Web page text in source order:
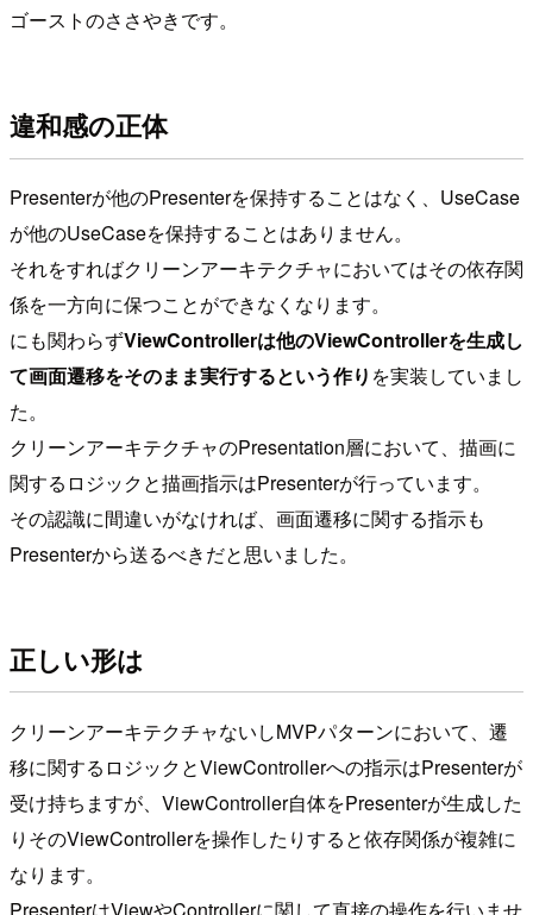
ゴーストのささやきです。
違和感の正体
Presenterが他のPresenterを保持することはなく、UseCase
が他のUseCaseを保持することはありません。
それをすればクリーンアーキテクチャにおいてはその依存関
係を一方向に保つことができなくなります。
にも関わらずViewControllerは他のViewControllerを生成し
て画面遷移をそのまま実行するという作り を実装していまし
た。
クリーンアーキテクチャのPresentation層において、描画に
関するロジックと描画指示はPresenterが行っています。
その認識に間違いがなければ、画面遷移に関する指示も
Presenterから送るべきだと思いました。
正しい形は
クリーンアーキテクチャないしMVPパターンにおいて、遷
移に関するロジックとViewControllerへの指示はPresenterが
受け持ちますが、ViewController自体をPresenterが生成した
りそのViewControllerを操作したりすると依存関係が複雑に
なります。